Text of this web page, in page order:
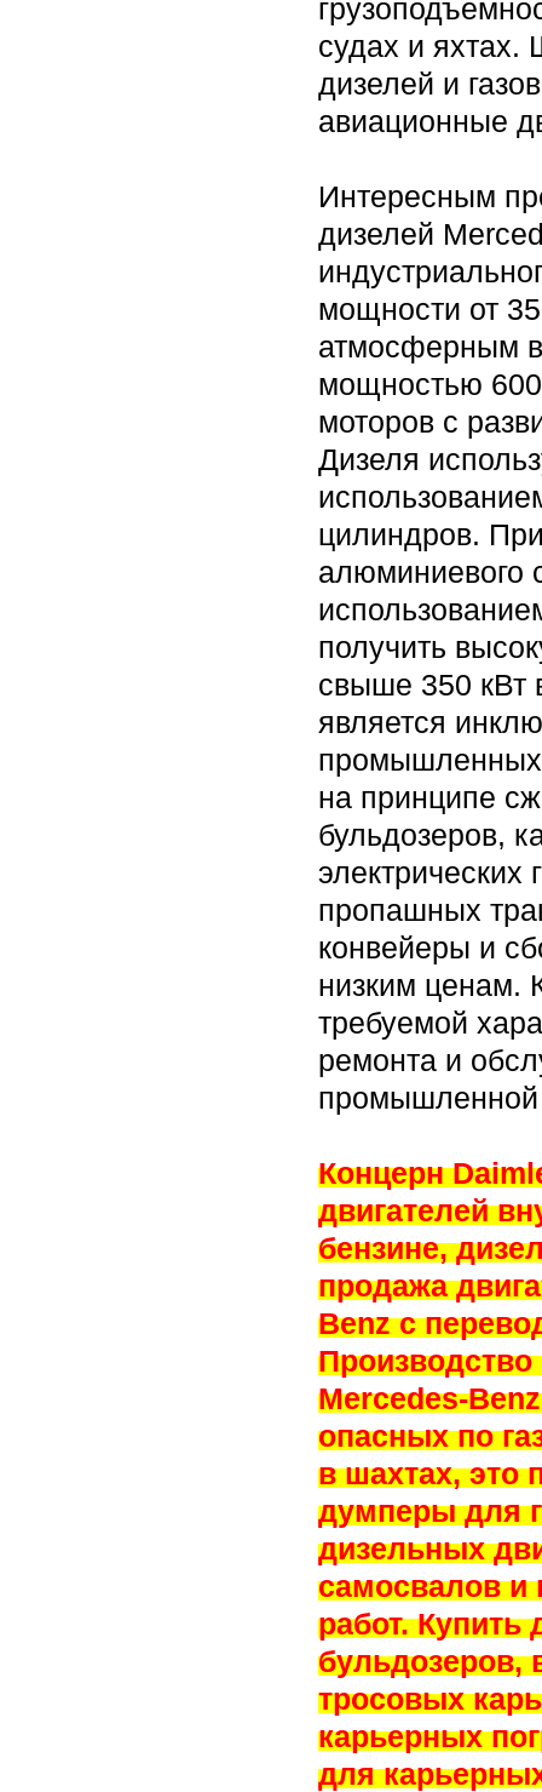
судах и яхтах.
дизелей и
авиационные
Интересным
дизелей
мощности от
атмосферным
мощностью
моторов с
Дизеля
цилиндров.
алюминиевого
получить
свыше 350 кВт
является
промышленных
на принципе
бульдозеров,
электрических
пропашных
конвейеры и
низким ценам.
требуемой
ремонта и
промышленной
Концерн
двигателей
бензине,
продажа
Benz с
Mercedes-
опасных по
в шахтах,
думперы для
дизельных
самосвалов и
работ.
бульдозеров,
тросовых
карьерных
для